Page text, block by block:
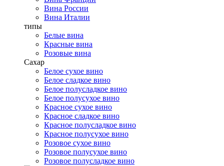
Вина России
Вина Италии
типы
Белые вина
Красные вина
Розовые вина
Сахар
Белое сухое вино
Белое сладкое вино
Белое полусладкое вино
Белое полусухое вино
Красное сухое вино
Красное сладкое вино
Красное полусладкое вино
Красное полусухое вино
Розовое сухое вино
Розовое полусухое вино
Розовое полусладкое вино